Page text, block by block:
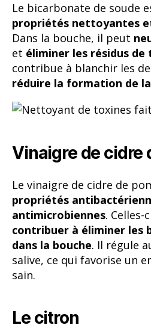
Le bicarbonate de soude
propriétés nettoyantes
Dans la bouche, il peut
et éliminer les résidus de
contribue à blanchir les
réduire la formation de
Vinaigre de cidre
Le vinaigre de cidre de
propriétés
antimicrobiennes. Celles-
contribuer à éliminer les
dans la bouche. Il régule
salive, ce qui favorise un
sain.
Le citron